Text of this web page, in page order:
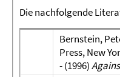
Die nachfolgende
Bernstein,
Press, New
- (1996)